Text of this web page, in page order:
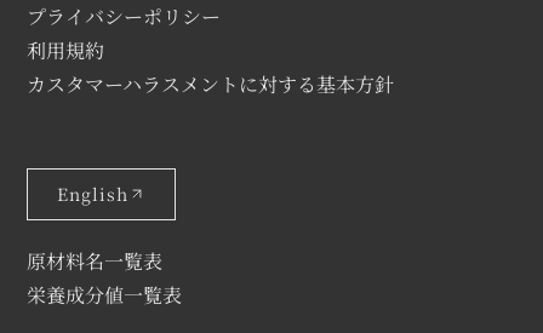
プライバシーポリシー
利用規約
カスタマーハラスメントに対する基本方針
English
原材料名一覧表
栄養成分値一覧表